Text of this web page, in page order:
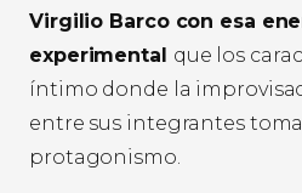
Virgilio Barco con esa
experimental que los
íntimo donde la
entre sus integrantes
protagonismo.